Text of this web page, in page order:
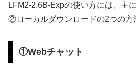
LFM2-2.6B-Expの使い方には、主
②ローカルダウンロードの2つの方
①Webチャット